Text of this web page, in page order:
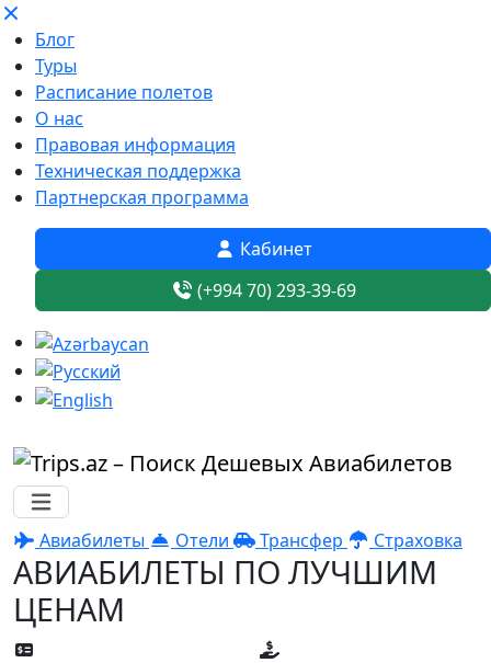
Блог
Туры
Расписание полетов
О нас
Правовая информация
Техническая поддержка
Партнерская программа
Кабинет
(+994 70) 293-39-69
Авиабилеты Отели Трансфер Страховка
АВИАБИЛЕТЫ ПО ЛУЧШИМ
ЦЕНАМ